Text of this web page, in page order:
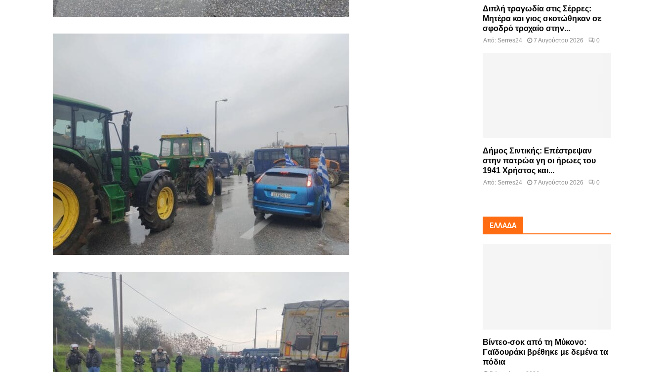
Διπλή τραγωδία στις Σέρρες:
Μητέρα και γιος σκοτώθηκαν σε
σφοδρό τροχαίο στην...
Από: Serres24 7 Αυγούστου 2026 0
Δήμος Σιντικής: Επέστρεψαν
στην πατρώα γη οι ήρωες του
1941 Χρήστος και...
Από: Serres24 7 Αυγούστου 2026 0
ΕΛΛΆΔΑ
Βίντεο-σοκ από τη Μύκονο:
Γαϊδουράκι βρέθηκε με δεμένα τα
πόδια